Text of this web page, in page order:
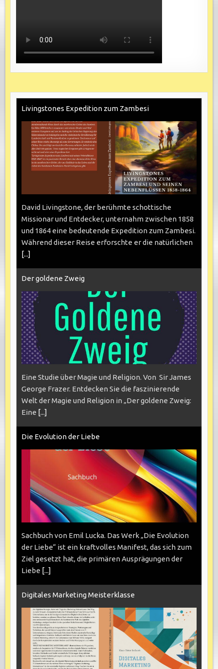
Livingstones Expedition zum Zambesi
David Livingstone, der berühmte schottische
Missionar und Entdecker, unternahm zwischen 1858
und 1864 eine bedeutende Expedition zum Zambesi.
Während dieser Reise erforschte er die natürlichen
[...]
Der goldene Zweig
Eine Studie über Magie und Religion. Von Sir James
George Frazer. Entdecken Sie die faszinierende
Welt der Magie und Religion in „Der goldene Zweig:
Eine [...]
Die Evolution der Liebe
Sachbuch von Emil Lucka. Das Werk „Die Evolution
der Liebe“ ist ein kraftvolles Manifest, das sich zum
Ziel gesetzt hat, die primären Ausprägungen der
Liebe [...]
Digitales Marketing Meisterklasse